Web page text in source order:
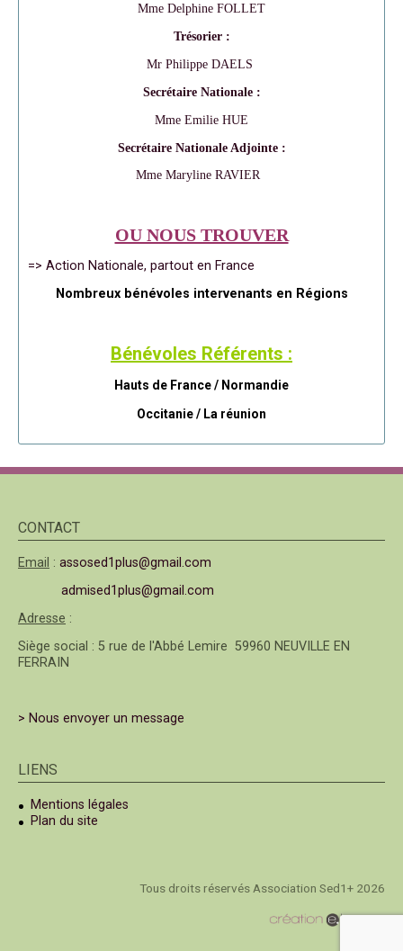
Mme Delphine FOLLET
Trésorier :
Mr Philippe DAELS
Secrétaire Nationale :
Mme Emilie HUE
Secrétaire Nationale Adjointe :
Mme Maryline RAVIER
OU NOUS TROUVER
=> Action Nationale, partout en France
Nombreux bénévoles intervenants en Régions
Bénévoles Référents :
Hauts de France / Normandie
Occitanie / La réunion
CONTACT
Email : assosed1plus@gmail.com
admised1plus@gmail.com
Adresse :
Siège social : 5 rue de l'Abbé Lemire 59960 NEUVILLE EN
FERRAIN
> Nous envoyer un message
LIENS
Mentions légales
Plan du site
Tous droits réservés Association Sed1+ 2026